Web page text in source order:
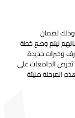
لضمان
ليتم وضع خطة
وخبرات جديدة
تحرص الجامعات على
المرحلة مليئة